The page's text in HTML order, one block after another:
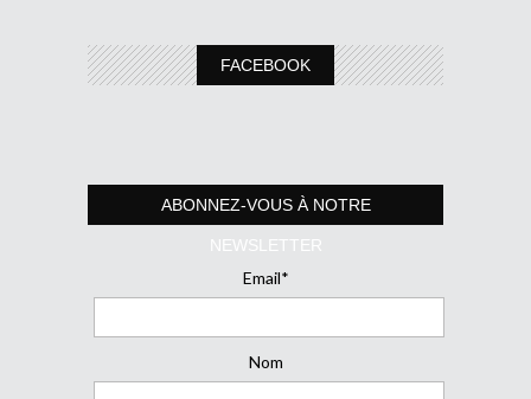
FACEBOOK
ABONNEZ-VOUS À NOTRE
NEWSLETTER
Email*
Nom